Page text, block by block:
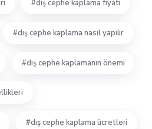
dış cephe kaplama fiyatı
dış cephe kaplama nasıl yapılır
dış cephe kaplamanın önemi
dış cephe kaplama ücretleri